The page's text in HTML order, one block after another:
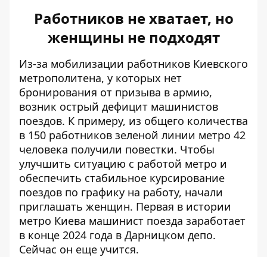
Работников не хватает, но
женщины не подходят
Из-за мобилизации работников Киевского
метрополитена, у которых нет
бронирования от призыва в армию,
возник острый дефицит машинистов
поездов. К примеру, из общего количества
в 150 работников зеленой линии метро 42
человека получили повестки. Чтобы
улучшить ситуацию с работой метро и
обеспечить стабильное курсирование
поездов по графику на работу, начали
приглашать женщин. Первая в истории
метро Киева машинист поезда заработает
в конце 2024 года в Дарницком депо.
Сейчас он еще учится.